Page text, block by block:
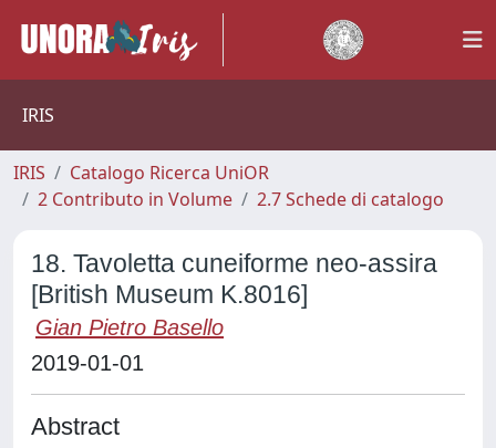
IRIS
IRIS
Catalogo Ricerca UniOR
2 Contributo in Volume
2.7 Schede di catalogo
18. Tavoletta cuneiforme neo-assira
[British Museum K.8016]
Gian Pietro Basello
2019-01-01
Abstract